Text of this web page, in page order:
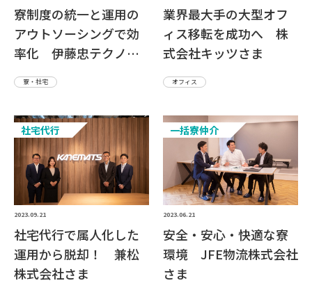
寮制度の統一と運用の
アウトソーシングで効
率化 伊藤忠テクノソ
リューションズ株式会
社さま
寮・社宅
業界最大手の大型オフ
ィス移転を成功へ 株
式会社キッツさま
オフィス
社宅代行
2023.09.21
社宅代行で属人化した
運用から脱却！ 兼松
株式会社さま
一括寮仲介
2023.06.21
安全・安心・快適な寮
環境 JFE物流株式会社
さま